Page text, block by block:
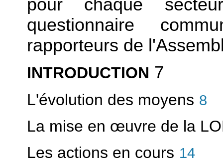
pour chaque
questionnaire
rapporteurs de
INTRODUCTION 7
L'évolution des moyens 8
La mise en œuvre de la
Les actions en cours 14